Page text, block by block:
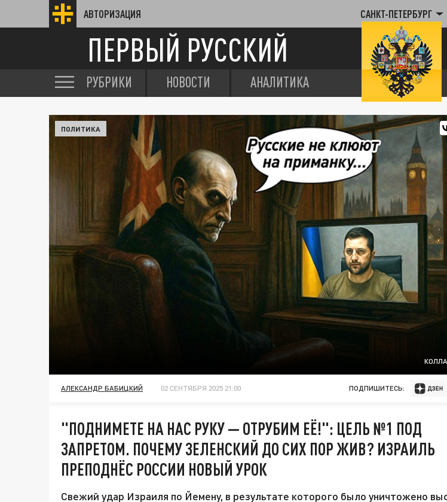
АВТОРИЗАЦИЯ САНКТ-ПЕТЕРБУРГ
ПЕРВЫЙ РУССКИЙ
РУБРИКИ НОВОСТИ АНАЛИТИКА
ПОЛИТИКА
АЛЕКСАНДР БАБИЦКИЙ 02 СЕНТЯБРЯ 2025 21:00 ПОДПИШИТЕСЬ:
"ПОДНИМЕТЕ НА НАС РУКУ — ОТРУБИМ ЕЁ!": ЦЕЛЬ №1 ПОД
ЗАПРЕТОМ. ПОЧЕМУ ЗЕЛЕНСКИЙ ДО СИХ ПОР ЖИВ? ИЗРАИЛЬ
ПРЕПОДНЁС РОССИИ НОВЫЙ УРОК
Свежий удар Израиля по Йемену, в результате которого было уничтожено